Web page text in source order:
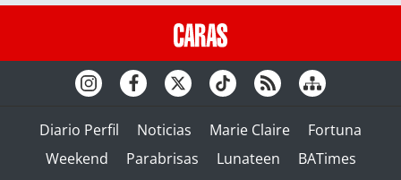
Diario Perfil Noticias Marie Claire
Fortuna
Weekend
Parabrisas Lunateen BATimes